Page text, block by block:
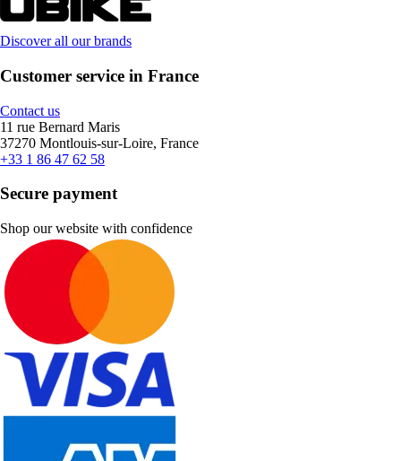
Discover all our brands
Customer service in France
Contact us
11 rue Bernard Maris
37270 Montlouis-sur-Loire, France
+33 1 86 47 62 58
Secure payment
Shop our website with confidence